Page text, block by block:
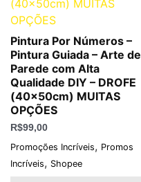
Pintura Por Números –
Pintura Guiada – Arte de
Parede com Alta
Qualidade DIY – DROFE
(40x50cm) MUITAS
OPÇÕES
R$99,00
Promoções Incríveis, Promos
Incríveis, Shopee